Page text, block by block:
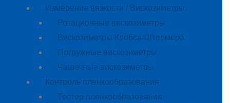
Измерение вязкости / Вискозиметры
Ротационные вискозиметры
Вискозиметры Кребса-Штормера
Погружные вискозиметры
Чашечные вискозиметры
Контроль пленкообразования
Тестер пленкообразования